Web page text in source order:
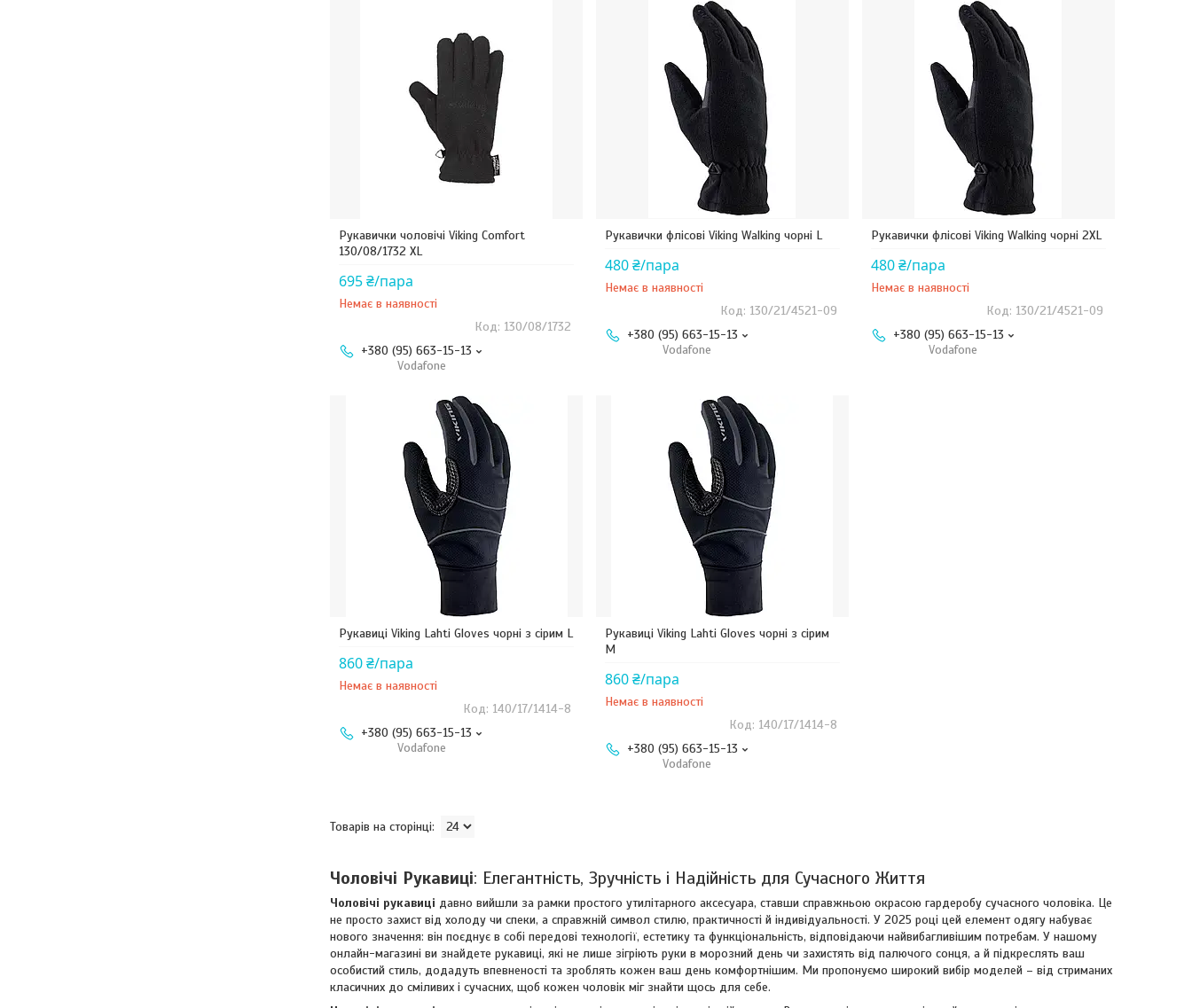
Рукавички чоловічі Viking Comfort
130/08/1732 XL
695 ₴/пара
Немає в наявності
130/08/1732
+380 (95) 663-15-13
Vodafone
Рукавички флісові Viking Walking чорні L
480 ₴/пара
Немає в наявності
130/21/4521-09
+380 (95) 663-15-13
Vodafone
Рукавички флісові Viking Walking чорні 2XL
480 ₴/пара
Немає в наявності
130/21/4521-09
+380 (95) 663-15-13
Vodafone
Рукавиці Viking Lahti Gloves чорні з сірим L
860 ₴/пара
Немає в наявності
140/17/1414-8
+380 (95) 663-15-13
Vodafone
Рукавиці Viking Lahti Gloves чорні з сірим
M
860 ₴/пара
Немає в наявності
140/17/1414-8
+380 (95) 663-15-13
Vodafone
Чоловічі Рукавиці: Елегантність, Зручність і Надійність для Сучасного Життя
Чоловічі рукавиці давно вийшли за рамки простого утилітарного аксесуара, ставши справжньою окрасою гардеробу сучасного чоловіка. Це
не просто захист від холоду чи спеки, а справжній символ стилю, практичності й індивідуальності. У 2025 році цей елемент одягу набуває
нового значення: він поєднує в собі передові технології, естетику та функціональність, відповідаючи найвибагливішим потребам. У нашому
онлайн-магазині ви знайдете рукавиці, які не лише зігріють руки в морозний день чи захистять від палючого сонця, а й підкреслять ваш
особистий стиль, додадуть впевненості та зроблять кожен ваш день комфортнішим. Ми пропонуємо широкий вибір моделей – від стриманих
класичних до сміливих і сучасних, щоб кожен чоловік міг знайти щось для себе.